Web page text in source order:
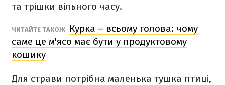
та трішки вільного часу.
ЧИТАЙТЕ ТАКОЖ
Курка – всьому голова: чому
саме це м'ясо має бути у продуктовому
кошику
Для страви потрібна маленька тушка птиці,